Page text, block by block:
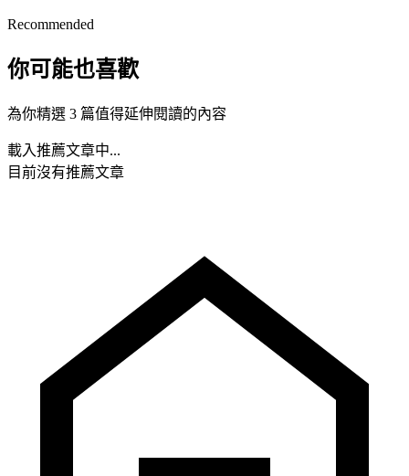
Recommended
你可能也喜歡
為你精選 3 篇值得延伸閱讀的內容
載入推薦文章中...
目前沒有推薦文章